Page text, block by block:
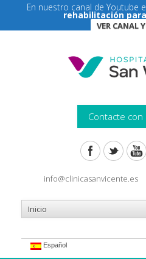
En nuestro canal de Youtube
rehabilitación
VER CANAL
Contacte
info@clinicasanvicente.es
Español